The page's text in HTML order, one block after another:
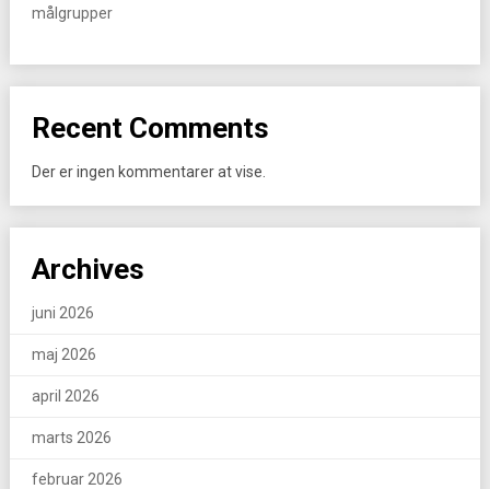
målgrupper
Recent Comments
Der er ingen kommentarer at vise.
Archives
juni 2026
maj 2026
april 2026
marts 2026
februar 2026